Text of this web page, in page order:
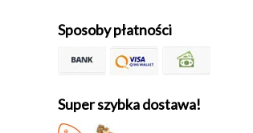
Sposoby płatności
Super szybka dostawa!